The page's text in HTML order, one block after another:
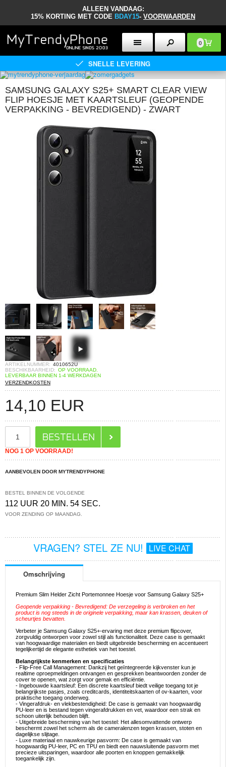
ALLEEN VANDAAG:
15% KORTING MET CODE BDAY15- VOORWAARDEN
0
SNELLE LEVERING
SAMSUNG GALAXY S25+ SMART CLEAR VIEW
FLIP HOESJE MET KAARTSLEUF (GEOPENDE
VERPAKKING - BEVREDIGEND) - ZWART
ARTIKELNUMMER: 4010652U
BESCHIKBAARHEID: OP VOORRAAD.
LEVERBAAR BINNEN 1-4 WERKDAGEN
VERZENDKOSTEN
14,10 EUR
NOG 1 OP VOORRAAD!
AANBEVOLEN DOOR MYTRENDYPHONE
BESTEL BINNEN DE VOLGENDE
112 UUR 20 MIN. 54 SEC.
VOOR ZENDING OP MAANDAG.
VRAGEN? STEL ZE NU! LIVE CHAT
Omschrijving
Premium Slim Helder Zicht Portemonnee Hoesje voor Samsung Galaxy S25+
Geopende verpakking - Bevredigend: De verzegeling is verbroken en het
product is nog steeds in de originele verpakking, maar kan krassen, deuken of
scheurtjes bevatten.
Verbeter je Samsung Galaxy S25+-ervaring met deze premium flipcover,
zorgvuldig ontworpen voor zowel stijl als functionaliteit. Deze case is gemaakt
van hoogwaardige materialen en biedt uitgebreide bescherming en accentueert
tegelijkertijd de elegante esthetiek van het toestel.
Belangrijkste kenmerken en specificaties
- Flip-Free Call Management: Dankzij het geïntegreerde kijkvenster kun je
realtime oproepmeldingen ontvangen en gesprekken beantwoorden zonder de
cover te openen, wat zorgt voor gemak en efficiëntie.
- Ingebouwde kaartsleuf: Een discrete kaartsleuf biedt veilige toegang tot je
belangrijkste pasjes, zoals creditcards, identiteitskaarten of ov-kaarten, voor
praktische toegang onderweg.
- Vingerafdruk- en vlekbestendigheid: De case is gemaakt van hoogwaardig
PU-leer en is bestand tegen vingerafdrukken en vet, waardoor een strak en
schoon uiterlijk behouden blijft.
- Uitgebreide bescherming van het toestel: Het allesomvattende ontwerp
beschermt zowel het scherm als de cameralenzen tegen krassen, stoten en
dagelijkse slijtage.
- Luxe materiaal en nauwkeurige pasvorm: De case is gemaakt van
hoogwaardig PU-leer, PC en TPU en biedt een nauwsluitende pasvorm met
precieze uitsparingen, waardoor alle poorten en knoppen gemakkelijk
toegankelijk zijn.